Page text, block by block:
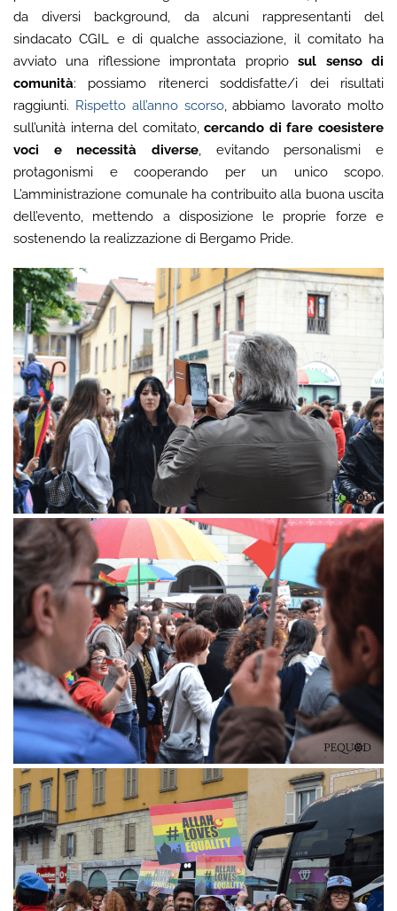
da diversi background, da alcuni rappresentanti del
sindacato CGIL e di qualche associazione, il comitato ha
avviato una riflessione improntata propriosul senso di
comunità: possiamo ritenerci soddisfatte/i dei risultati
raggiunti. Rispetto all’anno scorso, abbiamo lavorato molto
sull’unità interna del comitato,cercando di fare coesistere
voci e necessità diverse, evitando personalismi e
protagonismi e cooperando per un unico scopo.
L’amministrazione comunale ha contribuito alla buona uscita
dell’evento, mettendo a disposizione le proprie forze e
sostenendo la realizzazione di Bergamo Pride.